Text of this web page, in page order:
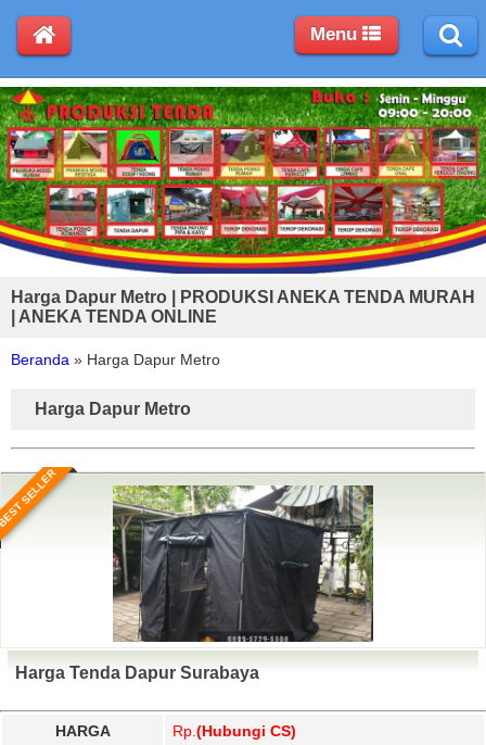
Harga Dapur Metro | PRODUKSI ANEKA TENDA MURAH
| ANEKA TENDA ONLINE
Beranda » Harga Dapur Metro
Harga Dapur Metro
SELLER
Harga Tenda Dapur Surabaya
HARGA Rp. (Hubungi CS)
Menu